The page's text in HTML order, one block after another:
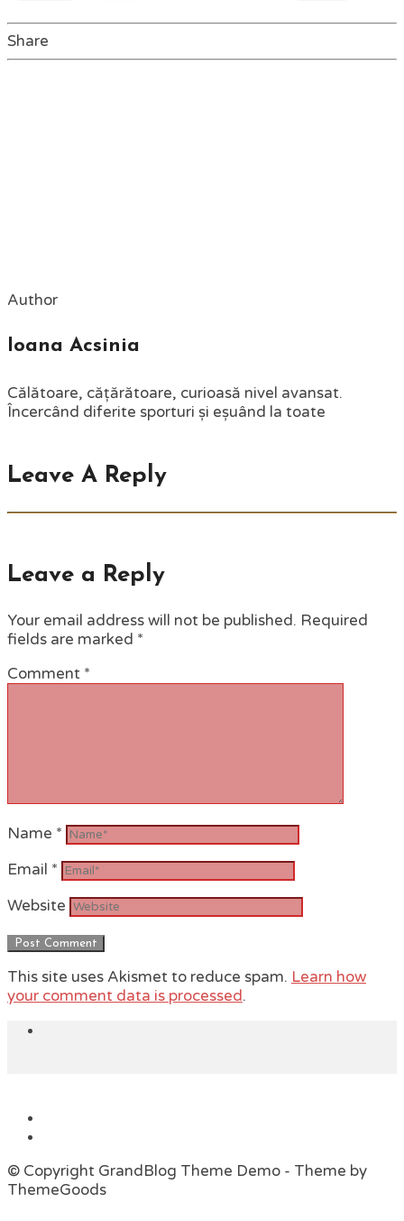
Share
Author
Ioana Acsinia
Călătoare, cățărătoare, curioasă nivel avansat.
Încercând diferite sporturi și eșuând la toate
Leave A Reply
Leave a Reply
Your email address will not be published. Required
fields are marked *
Comment *
Name *
Email *
Website
This site uses Akismet to reduce spam. Learn how
your comment data is processed.
© Copyright GrandBlog Theme Demo - Theme by
ThemeGoods